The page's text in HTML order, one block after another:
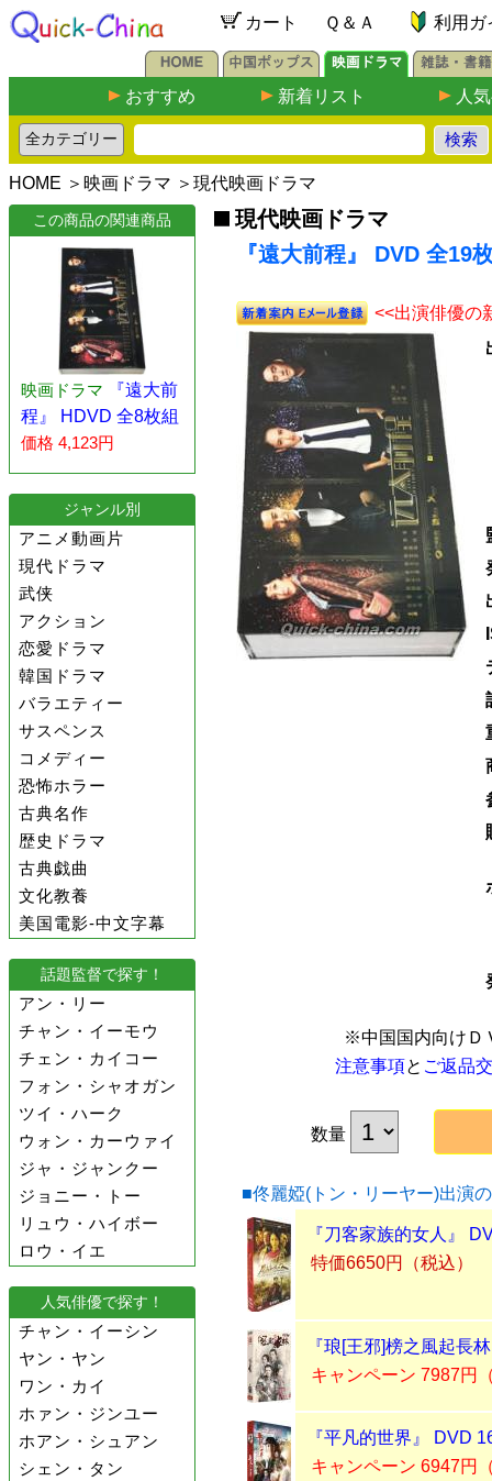
カート Ｑ＆Ａ 利用ガ
おすすめ 新着リスト 人
HOME ＞ 映画ドラマ ＞ 現代映画ドラマ
この商品の関連商品
映画ドラマ
『遠大前
程』 HDVD 全8枚組
価格 4,123円
ジャンル別
アニメ動画片
現代ドラマ
武侠
アクション
恋愛ドラマ
韓国ドラマ
バラエティー
サスペンス
コメディー
恐怖ホラー
古典名作
歴史ドラマ
古典戯曲
文化教養
美国電影-中文字幕
話題監督で探す！
アン・リー
チャン・イーモウ
チェン・カイコー
フォン・シャオガン
ツイ・ハーク
ウォン・カーウァイ
ジャ・ジャンクー
ジョニー・トー
リュウ・ハイボー
ロウ・イエ
人気俳優で探す！
チャン・イーシン
ヤン・ヤン
ワン・カイ
ホァン・ジンユー
ホアン・シュアン
シェン・タン
現代映画ドラマ
『遠大前程』 DVD 全19
<<出演俳優の
※中国国内向けＤ
注意事項と ご返品
数量
■佟麗婭(トン・リーヤー)出演
『刀客家族的女人』
特価6650円（税込）
『琅[王邪]榜之風起長
キャンペーン 7987円
『平凡的世界』 DVD
キャンペーン 6947円